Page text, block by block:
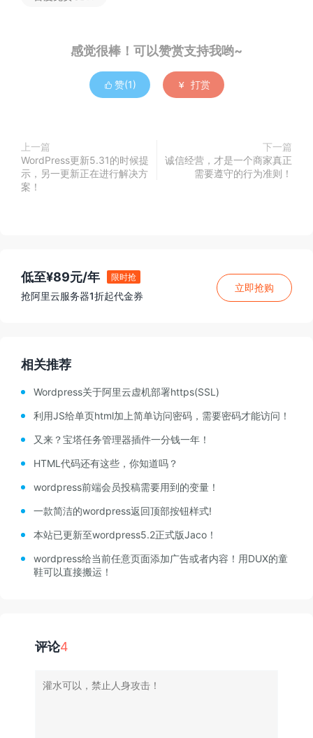
感觉很棒！可以赞赏支持我哟~
 赞(1)  打赏
上一篇
WordPress更新5.31的时候提
示，另一更新正在进行解决方
案！
下一篇
诚信经营，才是一个商家真正
需要遵守的行为准则！
低至¥89元/年 限时抢
抢阿里云服务器1折起代金券
立即抢购
相关推荐
Wordpress关于阿里云虚机部署https(SSL)
利用JS给单页html加上简单访问密码，需要密码才能访问！
又来？宝塔任务管理器插件一分钱一年！
HTML代码还有这些，你知道吗？
wordpress前端会员投稿需要用到的变量！
一款简洁的wordpress返回顶部按钮样式!
本站已更新至wordpress5.2正式版Jaco！
wordpress给当前任意页面添加广告或者内容！用DUX的童
鞋可以直接搬运！
评论4